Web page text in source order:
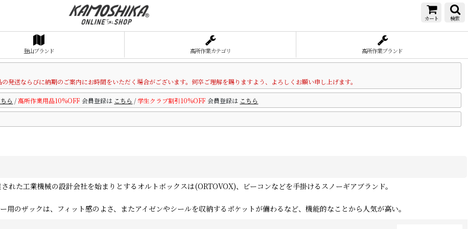
カート 検索
登山ブランド 高所作業カテゴリ 高所作業ブランド
発送ならびに納期のご案内にお時間をいただく場合がございます。何卒ご理解を賜りますよう、よろしくお願い申し上げます。
ら /高所作業用品10%OFF 会員登録は こちら /学生クラブ割引10%OFF 会員登録は こちら
れた工業機械の設計会社を始まりとするオルトボックスは(ORTOVOX)、ビーコンなどを手掛けるスノーギアブランド。
のザックは、フィット感のよさ、またアイゼンやシールを収納するポケットが備わるなど、機能的なことから人気が高い。